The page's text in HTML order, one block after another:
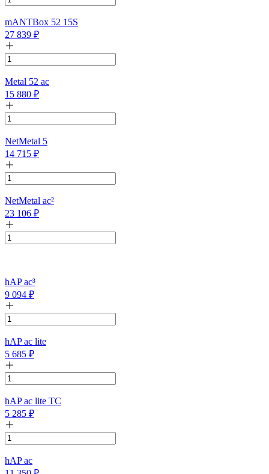
mANTBox 52 15S
27 839 ₽
Metal 52 ac
15 880 ₽
NetMetal 5
14 715 ₽
NetMetal ac²
23 106 ₽
hAP ac³
9 094 ₽
hAP ac lite
5 685 ₽
hAP ac lite TC
5 285 ₽
hAP ac